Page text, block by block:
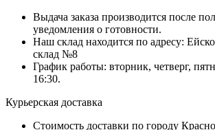
Выдача заказа производится после
уведомления о готовности.
Наш склад находится по адресу:
склад №8
График работы: вторник, четверг,
16:30.
Курьерская доставка
Стоимость доставки по городу